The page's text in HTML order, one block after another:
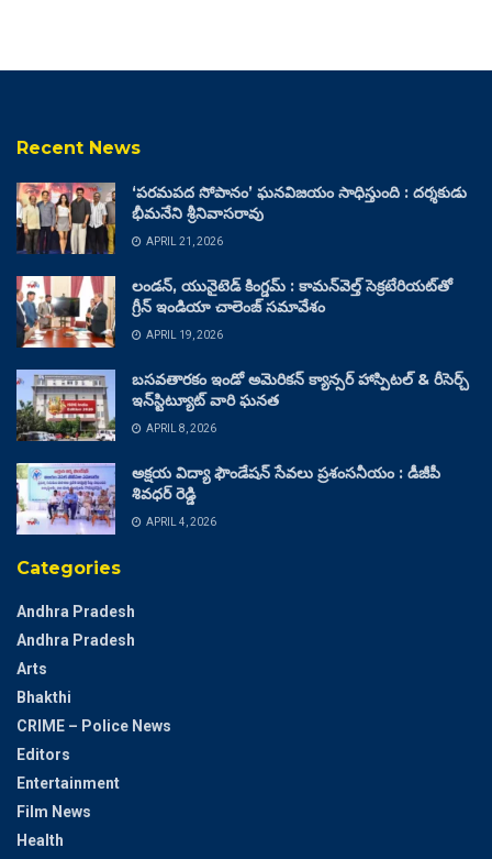
Recent News
‘పరమపద సోపానం’ ఘనవిజయం సాధిస్తుంది : దర్శకుడు
భీమనేని శ్రీనివాసరావు
APRIL 21, 2026
లండన్, యునైటెడ్ కింగ్డమ్ : కామన్‌వెల్త్ సెక్రటేరియట్‌తో
గ్రీన్ ఇండియా చాలెంజ్ సమావేశం
APRIL 19, 2026
బసవతారకం ఇండో అమెరికన్ క్యాన్సర్ హాస్పిటల్ & రీసెర్చ్
ఇన్‌స్టిట్యూట్ వారి ఘనత
APRIL 8, 2026
అక్షయ విద్యా ఫౌండేషన్ సేవలు ప్రశంసనీయం : డీజీపీ
శివధర్ రెడ్డి
APRIL 4, 2026
Categories
Andhra Pradesh
Andhra Pradesh
Arts
Bhakthi
CRIME – Police News
Editors
Entertainment
Film News
Health